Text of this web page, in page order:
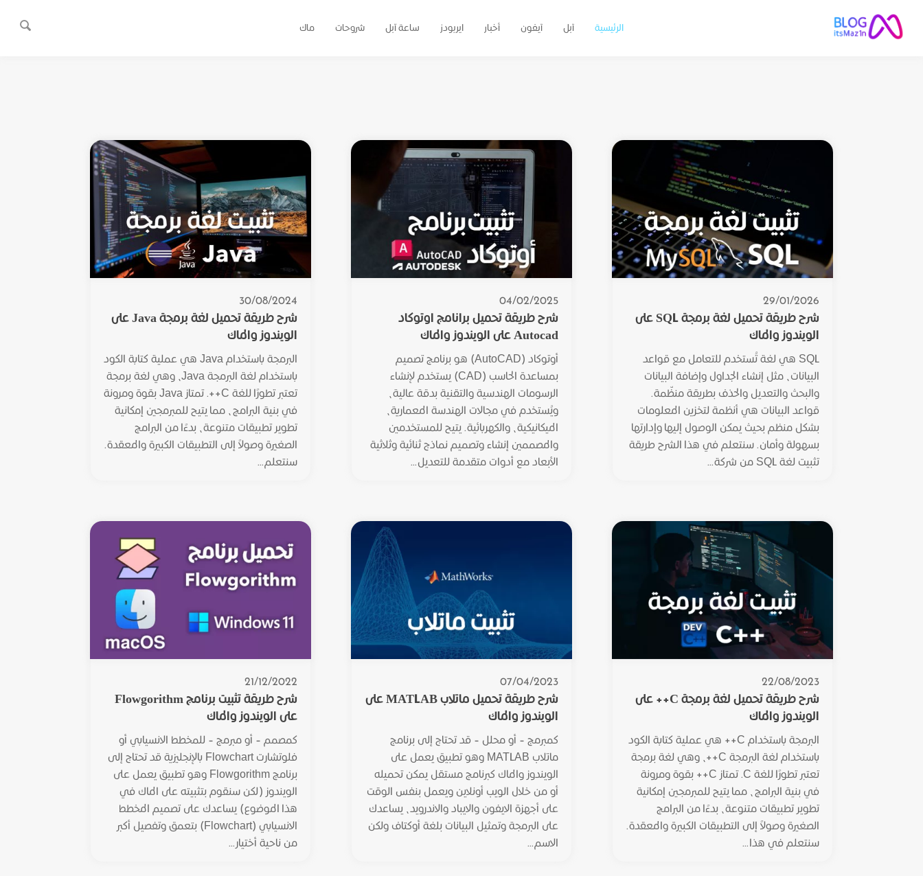
الرئيسية آبل آيفون أخبار ايربودز ساعة آبل شروحات ماك
29/01/2026
شرح طريقة تحميل لغة برمجة SQL على
الويندوز والماك
SQL هي لغة تُستخدم للتعامل مع قواعد
البيانات، مثل إنشاء الجداول وإضافة البيانات
والبحث والتعديل والحذف بطريقة منظّمة.
قواعد البيانات هي أنظمة لتخزين المعلومات
بشكل منظم بحيث يمكن الوصول إليها وإدارتها
بسهولة وأمان. سنتعلم في هذا الشرح طريقة
تثبيت لغة SQL من شركة...
04/02/2025
شرح طريقة تحميل برانامج اوتوكاد
Autocad على الويندوز والماك
أوتوكاد (AutoCAD) هو برنامج تصميم
بمساعدة الحاسب (CAD) يستخدم لإنشاء
الرسومات الهندسية والتقنية بدقة عالية،
ويُستخدم في مجالات الهندسة المعمارية،
الميكانيكية، والكهربائية. يتيح للمستخدمين
والمصممين إنشاء وتصميم نماذج ثنائية وثلاثية
الأبعاد مع أدوات متقدمة للتعديل...
30/08/2024
شرح طريقة تحميل لغة برمجة Java على
الويندوز والماك
البرمجة باستخدام Java هي عملية كتابة الكود
باستخدام لغة البرمجة Java، وهي لغة برمجة
تعتبر تطورًا للغة C++. تمتاز Java بقوة ومرونة
في بنية البرامج، مما يتيح للمبرمجين إمكانية
تطوير تطبيقات متنوعة، بدءًا من البرامج
الصغيرة وصولاً إلى التطبيقات الكبيرة والمعقدة.
سنتعلم...
22/08/2023
شرح طريقة تحميل لغة برمجة C++ على
الويندوز والماك
البرمجة باستخدام C++ هي عملية كتابة الكود
باستخدام لغة البرمجة C++، وهي لغة برمجة
تعتبر تطورًا للغة C. تمتاز C++ بقوة ومرونة
في بنية البرامج، مما يتيح للمبرمجين إمكانية
تطوير تطبيقات متنوعة، بدءًا من البرامج
الصغيرة وصولاً إلى التطبيقات الكبيرة والمعقدة.
سنتعلم في هذا...
07/04/2023
شرح طريقة تحميل ماتلاب MATLAB على
الويندوز والماك
كمبرمج – أو محلل – قد تحتاج إلى برنامج
ماتلاب MATLAB وهو تطبيق يعمل على
الويندوز والماك كبرنامج مستقل يمكن تحميله
أو من خلال الويب أونلاين ويعمل بنفس الوقت
على أجهزة الايفون والايباد والاندرويد، يساعدك
على البرمجة وتمثيل البيانات بلغة أوكتاف ولكن
الاسم...
21/12/2022
شرح طريقة تثبيت برنامج Flowgorithm
على الويندوز والماك
كمصمم – أو مبرمج – للمخطط الانسيابي أو
فلوتشارت Flowchart بالإنجليزية قد تحتاج إلى
برنامج Flowgorithm وهو تطبيق يعمل على
الويندوز (لكن سنقوم بتثبيته على الماك في
هذا الموضوع) يساعدك على تصميم المخطط
الانسيابي (Flowchart) بتعمق وتفصيل أكبر
من ناحية أختيار...